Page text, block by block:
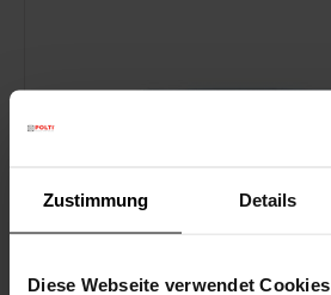
Zustimmung Details
Diese Webseite verwendet Cookies